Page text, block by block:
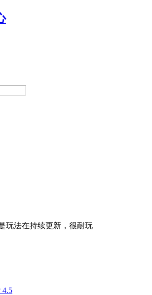
玩法在持续更新，很耐玩
4.5